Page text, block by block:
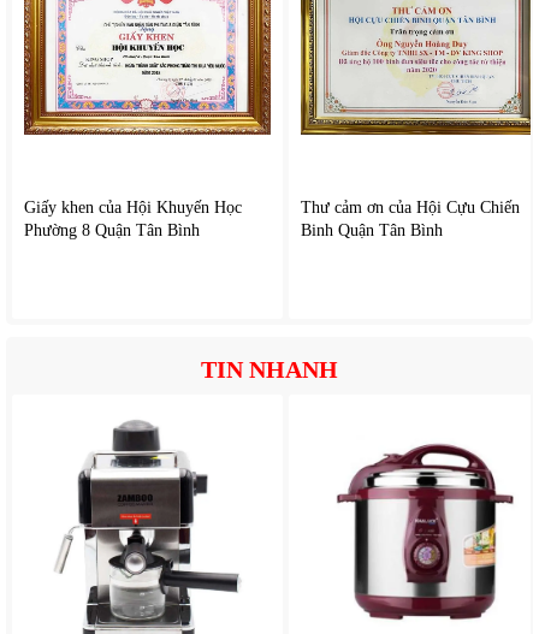
Giấy khen của Hội Khuyến Học
Phường 8 Quận Tân Bình
Thư cảm ơn của Hội Cựu Chiến
Binh Quận Tân Bình
TIN NHANH